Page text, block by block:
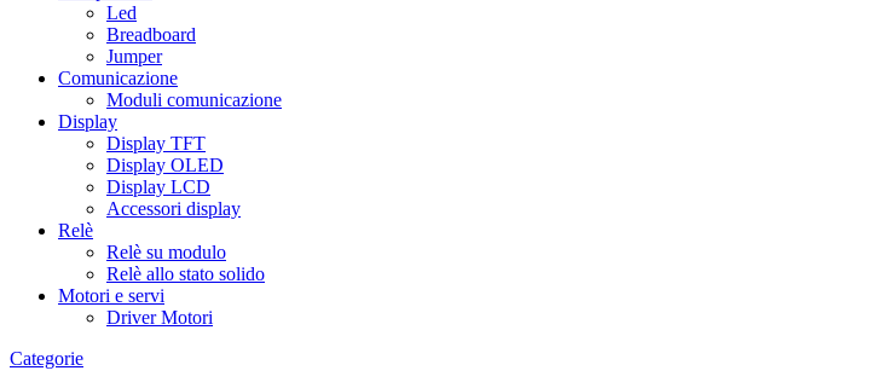
Led
Breadboard
Jumper
Comunicazione
Moduli comunicazione
Display
Display TFT
Display OLED
Display LCD
Accessori display
Relè
Relè su modulo
Relè allo stato solido
Motori e servi
Driver Motori
Categorie